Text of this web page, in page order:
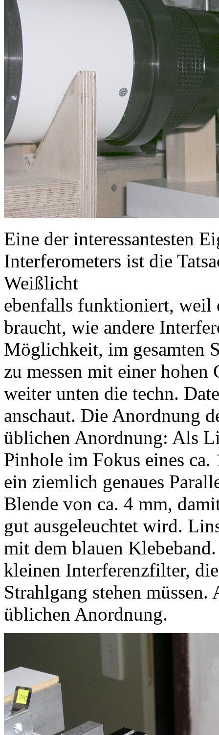
Eine der interessantesten
Interferometers ist die
Weißlicht
ebenfalls funktioniert, weil
braucht, wie andere
Möglichkeit, im gesamten
zu messen mit einer
weiter unten die techn.
anschaut. Die Anordnung
üblichen Anordnung: Als
Pinhole im Fokus eines
ein ziemlich genaues
Blende von ca. 4 mm,
gut ausgeleuchtet wird.
mit dem blauen
kleinen Interferenzfilter,
Strahlgang stehen
üblichen Anordnung.